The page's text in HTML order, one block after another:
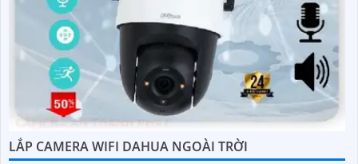
LẮP CAMERA WIFI DAHUA NGOÀI TRỜI